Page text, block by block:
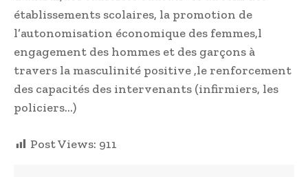
établissements scolaires, la promotion de
l’autonomisation économique des femmes,l
engagement des hommes et des garçons à
travers la masculinité positive ,le renforcement
des capacités des intervenants (infirmiers, les
policiers…)
Post Views: 911